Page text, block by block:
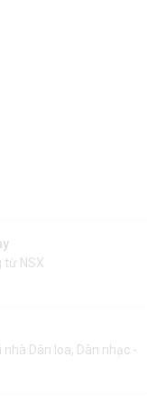
từ NSX
Dàn loa, Dàn nhạc -